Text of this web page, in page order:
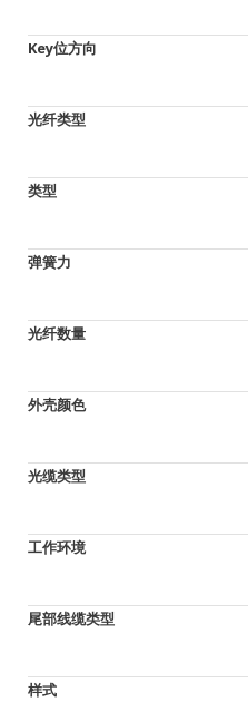
Key位方向
光纤类型
类型
弹簧力
光纤数量
外壳颜色
光缆类型
工作环境
尾部线缆类型
样式